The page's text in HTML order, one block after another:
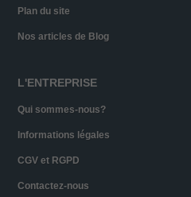
Plan du site
Nos articles de Blog
L'ENTREPRISE
Qui sommes-nous?
Informations légales
CGV et RGPD
Contactez-nous